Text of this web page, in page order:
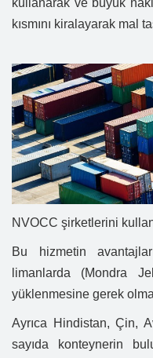
kullanarak ve büyük
kısmını kiralayarak mal
NVOCC şirketlerini
Bu hizmetin
limanlarda (Mondra
yüklenmesine gerek
Ayrıca Hindistan, Çin,
sayıda konteynerin